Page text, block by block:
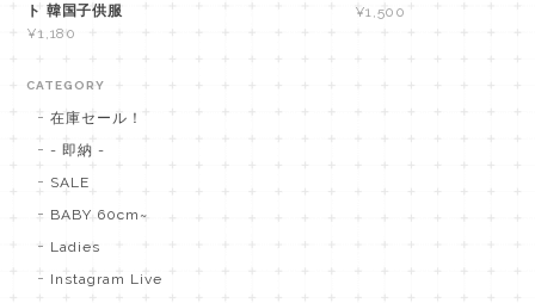
ト 韓国子供服
¥1,180
¥1,500
CATEGORY
在庫セール！
- 即納 -
SALE
BABY 60cm~
Ladies
Instagram Live